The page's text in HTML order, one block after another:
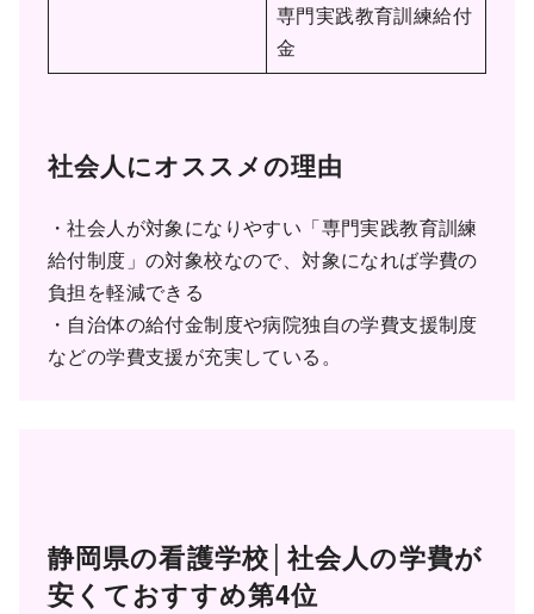
専門実践教育訓練給付
金
社会人にオススメの理由
・社会人が対象になりやすい「専門実践教育訓練
給付制度」の対象校なので、対象になれば学費の
負担を軽減できる
・自治体の給付金制度や病院独自の学費支援制度
などの学費支援が充実している。
静岡県の看護学校│社会人の学費が
安くておすすめ第4位